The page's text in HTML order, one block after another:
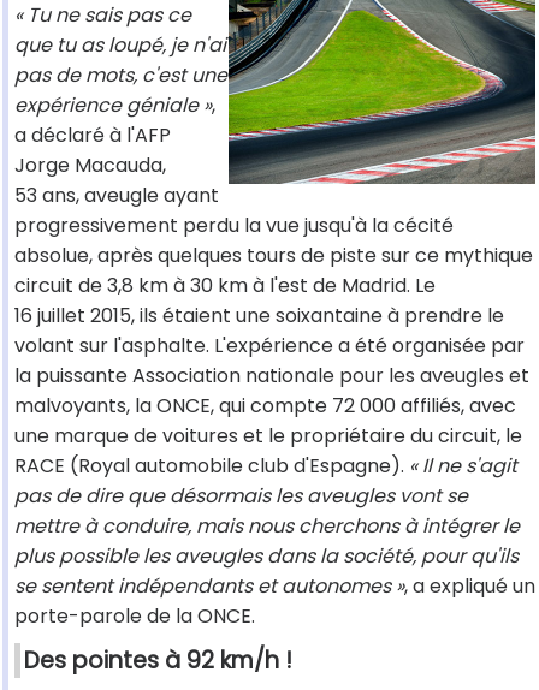
« Tu ne sais pas ce
que tu as loupé, je n'ai
pas de mots, c'est une
expérience géniale »,
a déclaré à l'AFP
Jorge Macauda,
53 ans, aveugle ayant
progressivement perdu la vue jusqu'à la cécité
absolue, après quelques tours de piste sur ce mythique
circuit de 3,8 km à 30 km à l'est de Madrid. Le
16 juillet 2015, ils étaient une soixantaine à prendre le
volant sur l'asphalte. L'expérience a été organisée par
la puissante Association nationale pour les aveugles et
malvoyants, la ONCE, qui compte 72 000 affiliés, avec
une marque de voitures et le propriétaire du circuit, le
RACE (Royal automobile club d'Espagne). « Il ne s'agit
pas de dire que désormais les aveugles vont se
mettre à conduire, mais nous cherchons à intégrer le
plus possible les aveugles dans la société, pour qu'ils
se sentent indépendants et autonomes », a expliqué un
porte-parole de la ONCE.
Des pointes à 92 km/h !